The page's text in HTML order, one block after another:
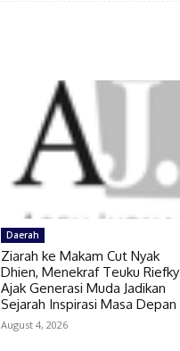
Daerah
Ziarah ke Makam Cut Nyak
Dhien, Menekraf Teuku Riefky
Ajak Generasi Muda Jadikan
Sejarah Inspirasi Masa Depan
August 4, 2026